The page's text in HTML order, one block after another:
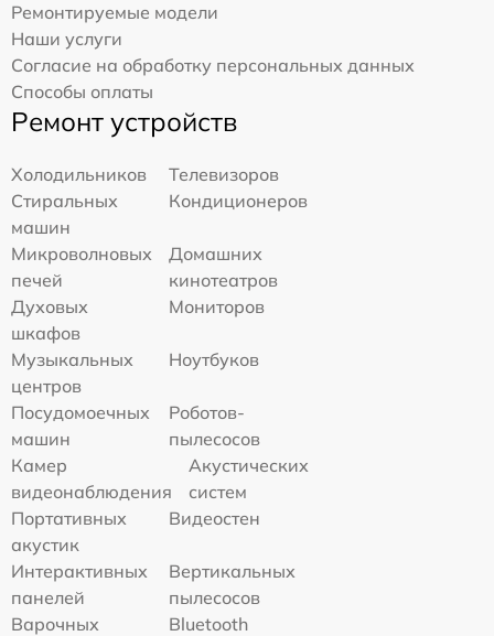
Ремонтируемые модели
Наши услуги
Согласие на обработку персональных данных
Способы оплаты
Ремонт устройств
Холодильников
Телевизоров
Стиральных
машин
Кондиционеров
Микроволновых
печей
Домашних
кинотеатров
Духовых
шкафов
Мониторов
Музыкальных
центров
Ноутбуков
Посудомоечных
машин
Роботов-
пылесосов
Камер
видеонаблюдения
Акустических
систем
Портативных
акустик
Видеостен
Интерактивных
панелей
Вертикальных
пылесосов
Варочных
Bluetooth